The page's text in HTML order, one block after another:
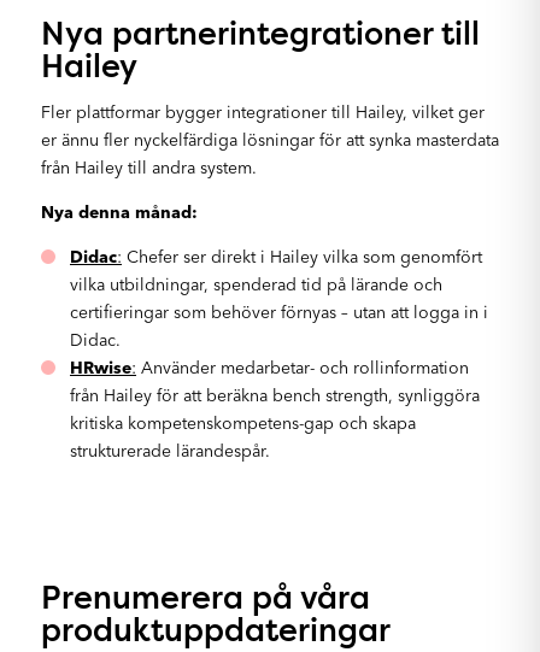
Nya partnerintegrationer till
Hailey
Fler plattformar bygger integrationer till Hailey, vilket ger
er ännu fler nyckelfärdiga lösningar för att synka masterdata
från Hailey till andra system.
Nya denna månad:
Didac: Chefer ser direkt i Hailey vilka som genomfört
vilka utbildningar, spenderad tid på lärande och
certifieringar som behöver förnyas – utan att logga in i
Didac.
HRwise: Använder medarbetar- och rollinformation
från Hailey för att beräkna bench strength, synliggöra
kritiska kompetenskompetens-gap och skapa
strukturerade lärandespår.
Prenumerera på våra
produktuppdateringar